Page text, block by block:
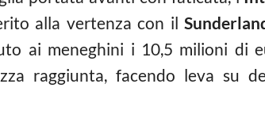
alla vertenza con il
ai meneghini i 10,5 milioni
raggiunta, facendo leva su